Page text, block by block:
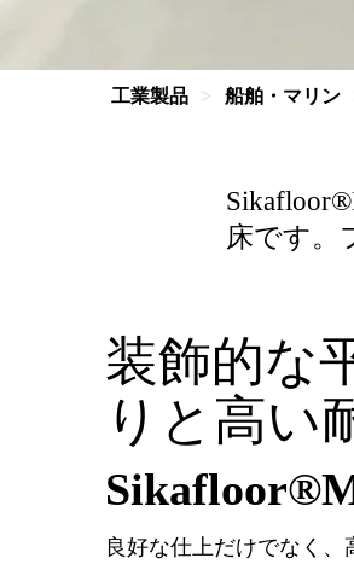
工業製品 船舶・マリン
床です。
装飾的な
りと高い
良好な仕上だけでなく